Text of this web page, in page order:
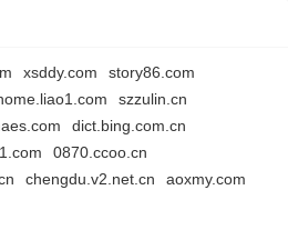
xsddy.com
story86.com
szzulin.cn
dict.bing.com.cn
0870.ccoo.cn
chengdu.v2.net.cn
aoxmy.com